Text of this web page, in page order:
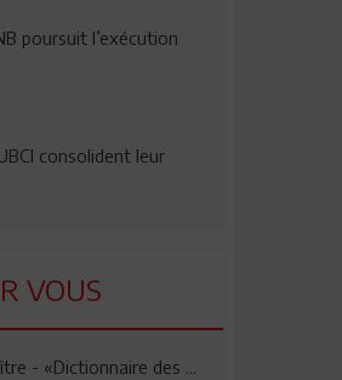
poursuit l’exécution
consolident leur
VOUS
- «Dictionnaire des ...